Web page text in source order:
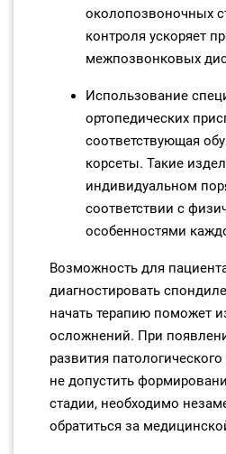
околопозвоночных
контроля ускоряет
межпозвонковых
Использование
ортопедических
соответствующая
корсеты. Такие
индивидуальном
соответствии с
особенностями
Возможность для
диагностировать
начать терапию поможет
осложнений. При
развития
не допустить
стадии, необходимо
обратиться за